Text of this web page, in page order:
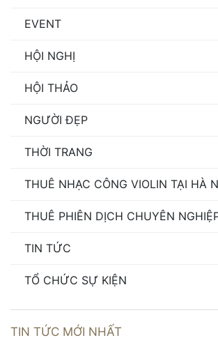
EVENT
HỘI NGHỊ
HỘI THẢO
NGƯỜI ĐẸP
THỜI TRANG
THUÊ NHẠC CÔNG VIOLIN TẠI HÀ
THUÊ PHIÊN DỊCH CHUYÊN
TIN TỨC
TỔ CHỨC SỰ KIỆN
TIN TỨC MỚI NHẤT